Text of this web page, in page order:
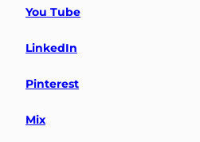
You Tube
LinkedIn
Pinterest
Mix